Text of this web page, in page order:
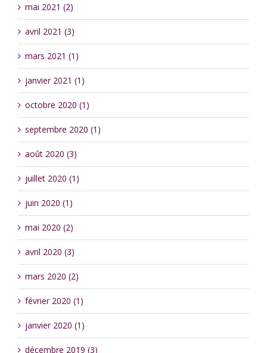
mai 2021 (2)
avril 2021 (3)
mars 2021 (1)
janvier 2021 (1)
octobre 2020 (1)
septembre 2020 (1)
août 2020 (3)
juillet 2020 (1)
juin 2020 (1)
mai 2020 (2)
avril 2020 (3)
mars 2020 (2)
février 2020 (1)
janvier 2020 (1)
décembre 2019 (3)